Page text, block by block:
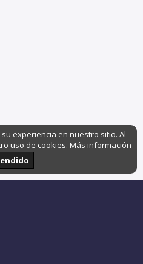
experiencia en nuestro sitio. Al
uso de cookies. Más información